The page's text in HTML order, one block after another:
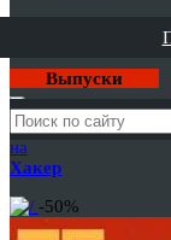
Выпуски
Годовая
подписка
на
Хакер
-50%